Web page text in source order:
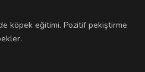
köpek eğitimi. Pozitif pekiştirme